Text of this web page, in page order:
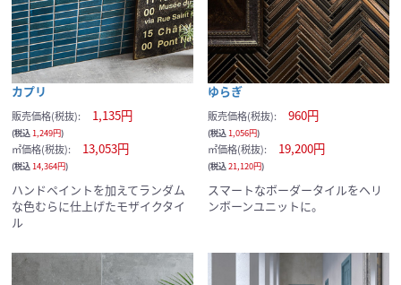
カプリ
販売価格(税抜): 1,135円
(税込1,249円)
㎡価格(税抜): 13,053円
(税込14,364円)
ハンドペイントを加えてランダム
な色むらに仕上げたモザイクタイ
ル
ゆらぎ
販売価格(税抜): 960円
(税込1,056円)
㎡価格(税抜): 19,200円
(税込21,120円)
スマートなボーダータイルをヘリ
ンボーンユニットに。